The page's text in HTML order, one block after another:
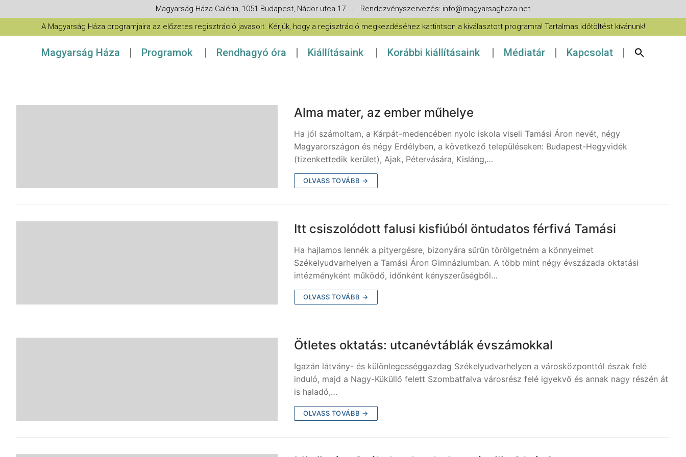
Magyarság Háza Galéria, 1051 Budapest, Nádor utca 17. | Rendezvényszervezés: info@magyarsaghaza.net
A Magyarság Háza programjaira az előzetes regisztráció javasolt. Kérjük, hogy a regisztráció megkezdéséhez kattintson a kiválasztott programra! Tartalmas időtöltést kívánunk!
Magyarság Háza Programok Rendhagyó óra Kiállításaink Korábbi kiállításaink Médiatár Kapcsolat
Alma mater, az ember műhelye
Ha jól számoltam, a Kárpát-medencében nyolc iskola viseli Tamási Áron nevét, négy
Magyarországon és négy Erdélyben, a következő településeken: Budapest-Hegyvidék
(tizenkettedik kerület), Ajak, Pétervására, Kisláng,…
OLVASS TOVÁBB →
Itt csiszolódott falusi kisfiúból öntudatos férfivá Tamási
Ha hajlamos lennék a pityergésre, bizonyára sűrűn törölgetném a könnyeimet
Székelyudvarhelyen a Tamási Áron Gimnáziumban. A több mint négy évszázada oktatási
intézményként működő, időnként kényszerűségből…
OLVASS TOVÁBB →
Ötletes oktatás: utcanévtáblák évszámokkal
Igazán látvány- és különlegességgazdag Székelyudvarhelyen a városközponttól észak felé
induló, majd a Nagy-Küküllő felett Szombatfalva városrész felé igyekvő és annak nagy részén át
is haladó,…
OLVASS TOVÁBB →